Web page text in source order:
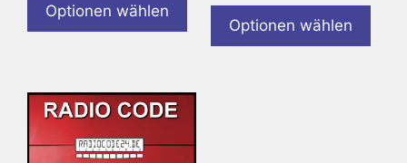
Optionen wählen
Optionen wählen